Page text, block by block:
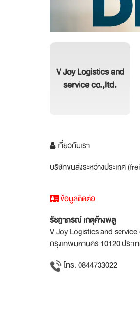
V Joy Logistics and
service co.,ltd.
เกี่ยวกับเรา
บริษัทขนส่งระหว่างประเทศ
ข้อมูลติดต่อ
รัชฎาภรณ์ เกตุค้างพลู
V Joy Logistics and
กรุงเทพมหานคร 10120 ประเ
โทร. 0844733022